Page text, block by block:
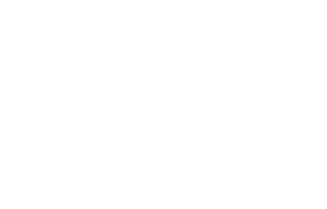
qui sont en processus de classification, en collaboration avec